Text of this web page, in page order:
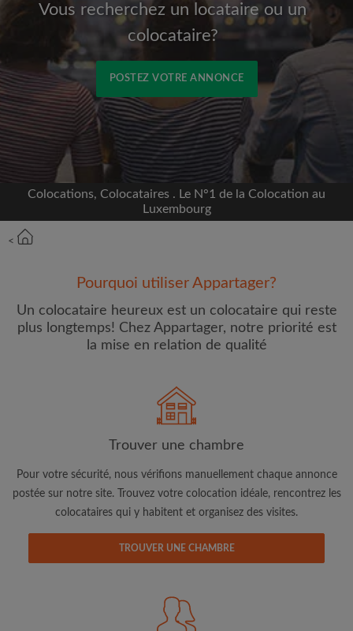
Vous recherchez un locataire ou un
colocataire?
POSTEZ VOTRE ANNONCE
Inscrivez-vous avec Facebook
Nous ne publierons jamais sur votre page sans
Prénom
Adresse email
J'ai lu, compris et accepte les
Conditions d'utilisation
et ai pris connaissance de la
Colocations, Colocataires . Le N°1 de la Colocation au
Luxembourg
<
Pourquoi utiliser Appartager?
Un colocataire heureux est un colocataire qui reste
plus longtemps! Chez Appartager, notre priorité est
la mise en relation de qualité
Trouver une chambre
Pour votre sécurité, nous vérifions manuellement chaque annonce
postée sur notre site. Trouvez votre colocation idéale, rencontrez les
colocataires qui y habitent et organisez des visites.
TROUVER UNE CHAMBRE